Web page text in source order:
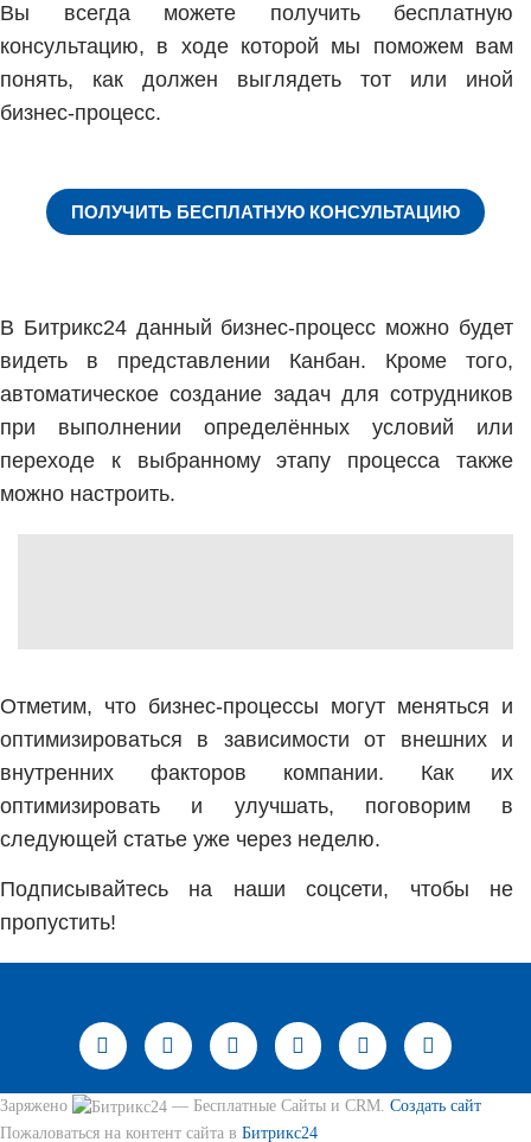
Вы всегда можете получить бесплатную
консультацию, в ходе которой мы поможем вам
понять, как должен выглядеть тот или иной
бизнес-процесс.
ПОЛУЧИТЬ БЕСПЛАТНУЮ КОНСУЛЬТАЦИЮ
В Битрикс24 данный бизнес-процесс можно будет
видеть в представлении Канбан. Кроме того,
автоматическое создание задач для сотрудников
при выполнении определённых условий или
переходе к выбранному этапу процесса также
можно настроить.
Отметим, что бизнес-процессы могут меняться и
оптимизироваться в зависимости от внешних и
внутренних факторов компании. Как их
оптимизировать и улучшать, поговорим в
следующей статье уже через неделю.
Подписывайтесь на наши соцсети, чтобы не
пропустить!
Заряжено — Бесплатные Сайты и CRM. Создать сайт
Пожаловаться на контент cайта в Битрикс24